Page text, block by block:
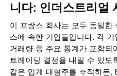
니다: 인더스트리얼
이 프랑스 회사는 모두 동일한
스에 속한 기업들입니다. 각
거래량 등 주요 통계가 포함되
트레이딩 결정을 내릴 수 있도
같은 업계 대형주를 추적하든,